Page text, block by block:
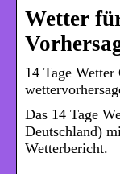
Wetter
14 Tage
Das 14 Tage
Deutschland)
Wetterbericht.